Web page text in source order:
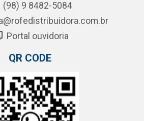
(98) 9 8482-5084
Portal ouvidoria
QR CODE